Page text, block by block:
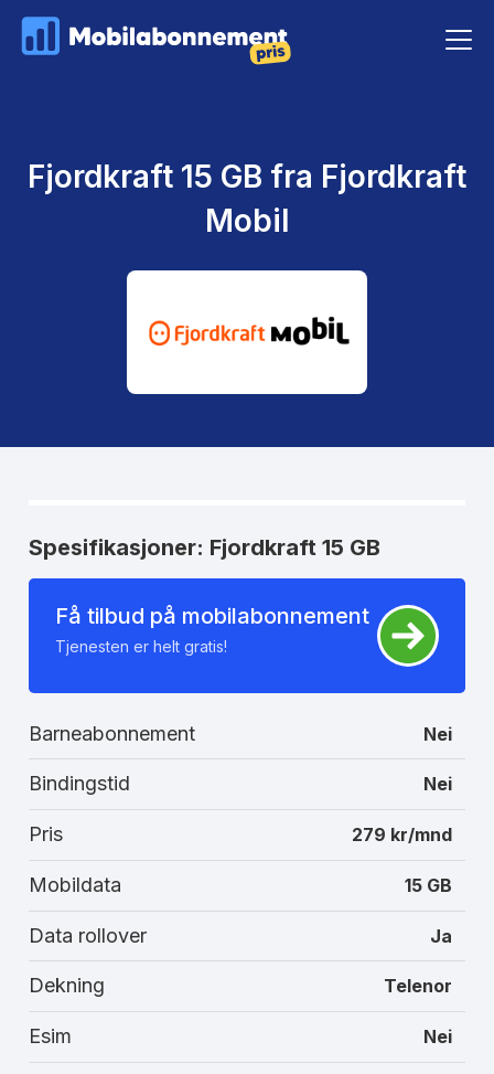
Fjordkraft 15 GB fra Fjordkraft
Mobil
Spesifikasjoner: Fjordkraft 15 GB
Få tilbud på mobilabonnement
Tjenesten er helt gratis!
Barneabonnement Nei
Bindingstid Nei
Pris 279 kr/mnd
Mobildata 15 GB
Data rollover Ja
Dekning Telenor
Esim Nei